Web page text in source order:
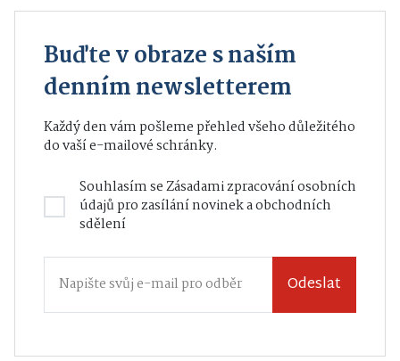
Buďte v obraze s naším
denním newsletterem
Každý den vám pošleme přehled všeho důležitého
do vaší e-mailové schránky.
Souhlasím seZásadami zpracování osobních
údajůpro zasílání novinek a obchodních
sdělení
Odeslat